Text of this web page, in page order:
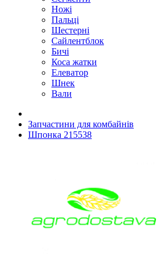
Ножі
Пальці
Шестерні
Сайлентблок
Бичі
Коса жатки
Елеватор
Шнек
Вали
Запчастини для комбайнів
Шпонка 215538